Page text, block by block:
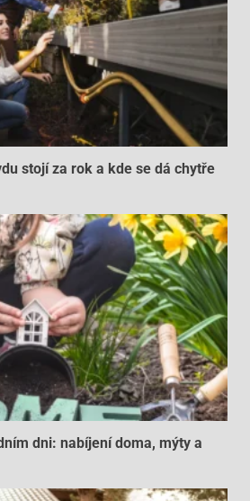
stojí za rok a kde se dá chytře
dni: nabíjení doma, mýty a